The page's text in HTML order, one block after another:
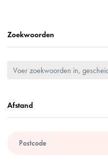
Zoekwoorden
Afstand